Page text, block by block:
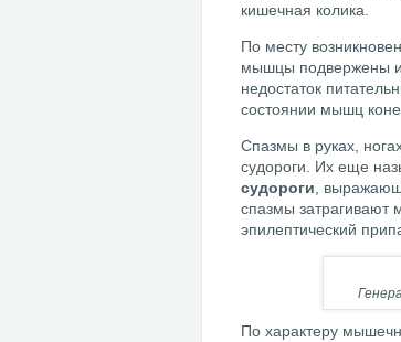
кишечная колика.
По месту
мышцы подвержены
недостаток
состоянии мышц
Спазмы в руках,
судороги. Их еще
судороги ,
спазмы затрагивают
эпилептический
По характеру